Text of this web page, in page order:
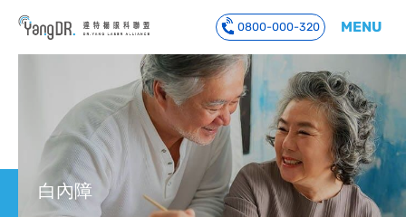
0800-000-320 MENU
白內障